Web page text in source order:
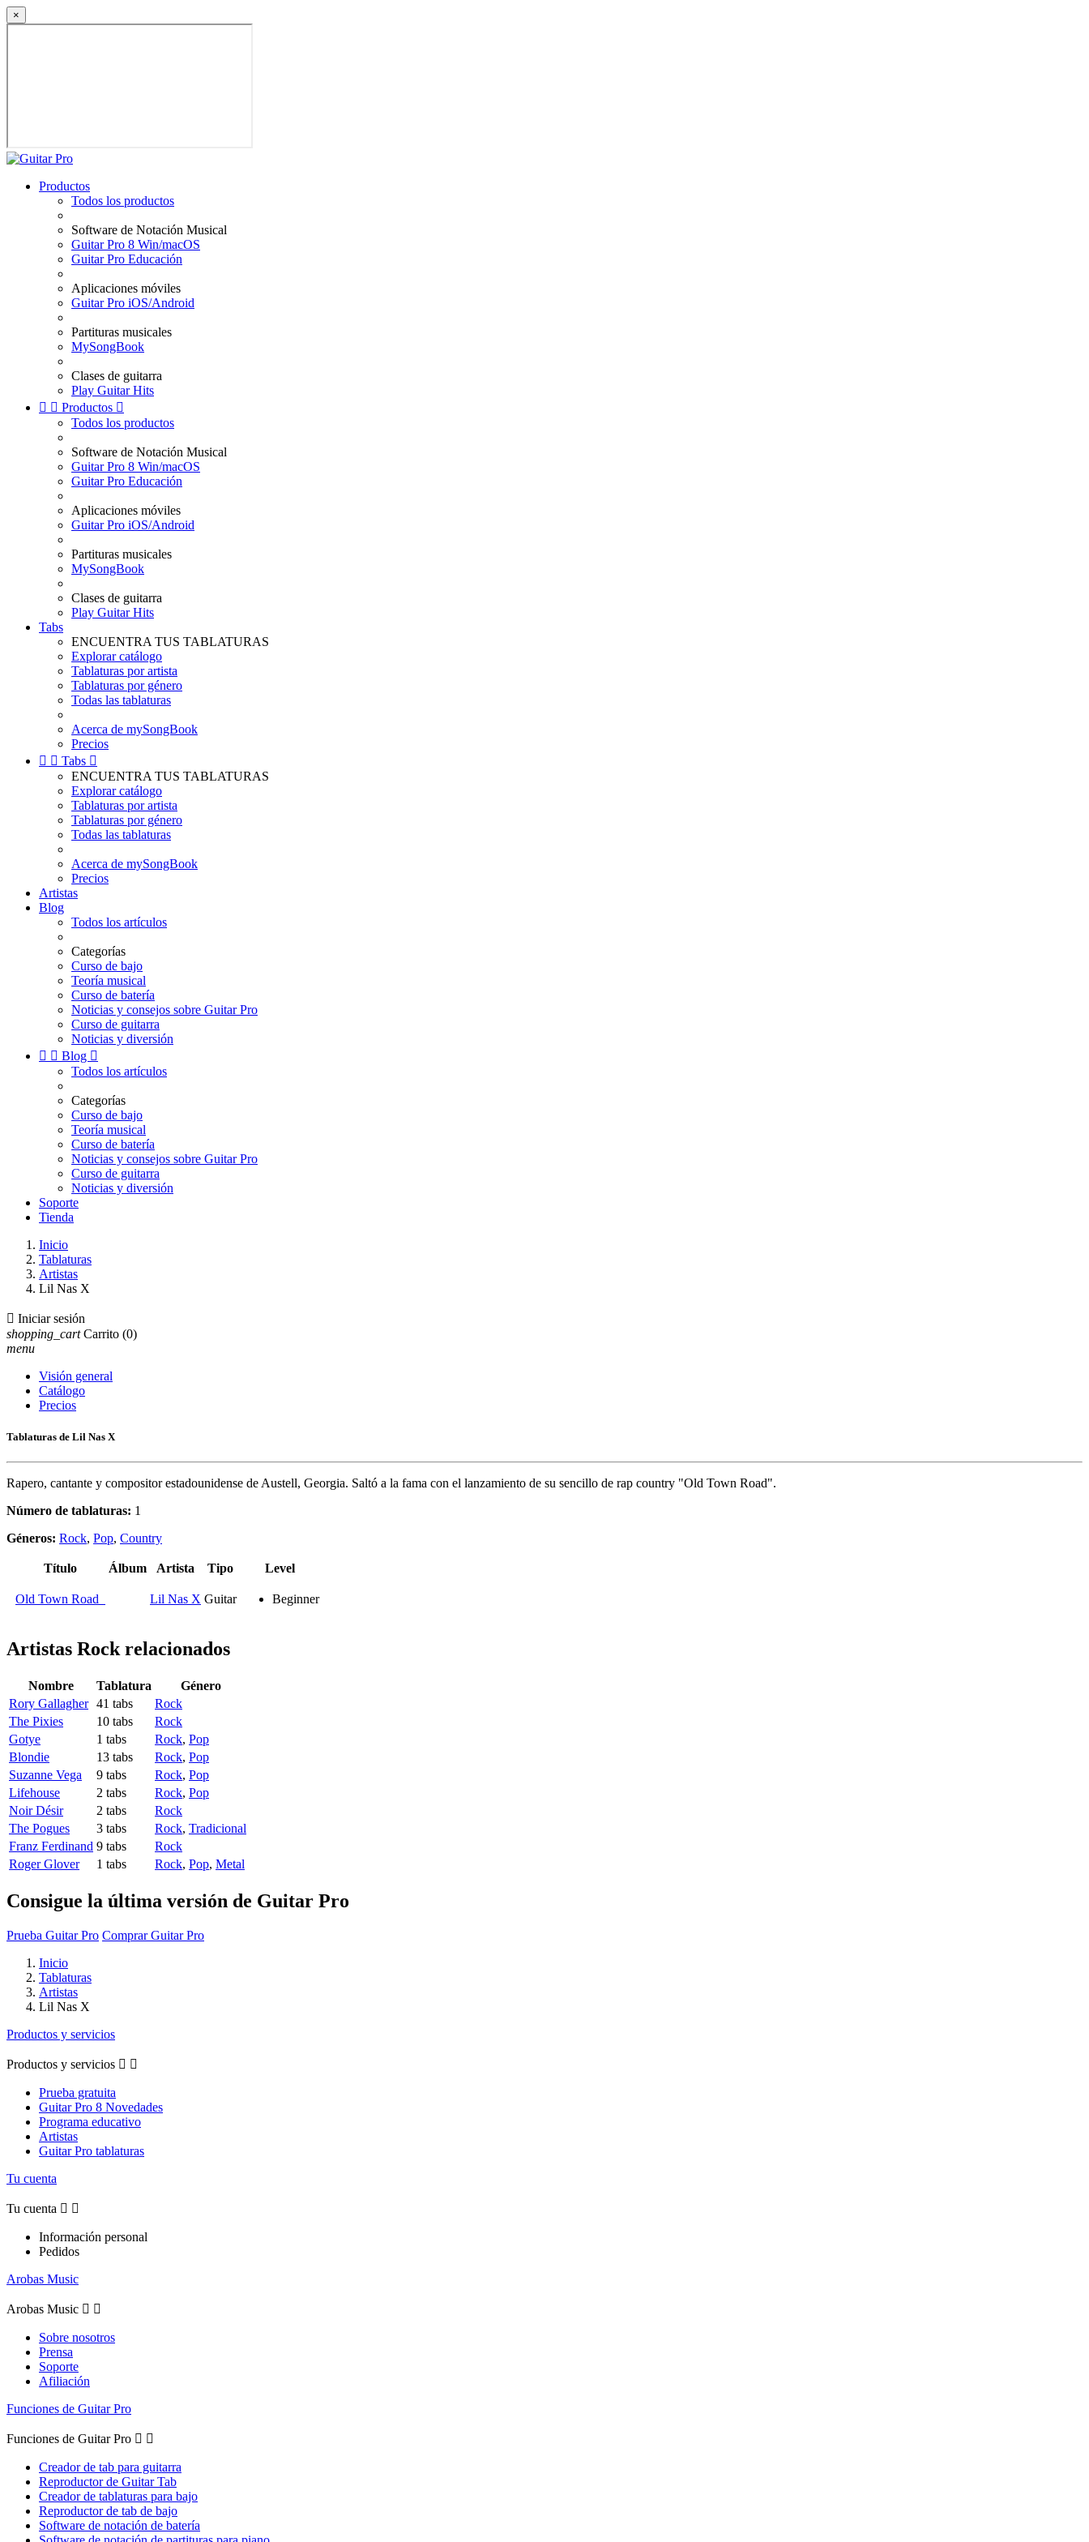
×
Productos
Todos los productos
Software de Notación Musical
Guitar Pro 8 Win/macOS
Guitar Pro Educación
Aplicaciones móviles
Guitar Pro iOS/Android
Partituras musicales
MySongBook
Clases de guitarra
Play Guitar Hits
  Productos 
Todos los productos
Software de Notación Musical
Guitar Pro 8 Win/macOS
Guitar Pro Educación
Aplicaciones móviles
Guitar Pro iOS/Android
Partituras musicales
MySongBook
Clases de guitarra
Play Guitar Hits
Tabs
ENCUENTRA TUS TABLATURAS
Explorar catálogo
Tablaturas por artista
Tablaturas por género
Todas las tablaturas
Acerca de mySongBook
Precios
  Tabs 
ENCUENTRA TUS TABLATURAS
Explorar catálogo
Tablaturas por artista
Tablaturas por género
Todas las tablaturas
Acerca de mySongBook
Precios
Artistas
Blog
Todos los artículos
Categorías
Curso de bajo
Teoría musical
Curso de batería
Noticias y consejos sobre Guitar Pro
Curso de guitarra
Noticias y diversión
  Blog 
Todos los artículos
Categorías
Curso de bajo
Teoría musical
Curso de batería
Noticias y consejos sobre Guitar Pro
Curso de guitarra
Noticias y diversión
Soporte
Tienda
Inicio
Tablaturas
Artistas
Lil Nas X
 Iniciar sesión
shopping_cart Carrito (0)
menu
Visión general
Catálogo
Precios
Tablaturas de Lil Nas X
Rapero, cantante y compositor estadounidense de Austell, Georgia. Saltó a la fama con el lanzamiento de su sencillo de rap country "Old Town Road".
Número de tablaturas: 1
Géneros: Rock, Pop, Country
Título Álbum Artista Tipo Level
Old Town Road Lil Nas X Guitar Beginner
Artistas Rockrelacionados
Nombre Tablatura
Género
Rory Gallagher 41 tabs
Rock
The Pixies
10 tabs
Rock
Gotye
1 tabs Rock, Pop
Blondie
13 tabs Rock, Pop
Suzanne Vega
9 tabs Rock, Pop
Lifehouse
2 tabs Rock, Pop
Noir Désir
2 tabs
Rock
The Pogues
3 tabs Rock, Tradicional
Franz Ferdinand 9 tabs
Rock
Roger Glover
1 tabs Rock, Pop, Metal
Consigue la última versión de Guitar Pro
Prueba Guitar Pro Comprar Guitar Pro
Inicio
Tablaturas
Artistas
Lil Nas X
Productos y servicios
Productos y servicios  
Prueba gratuita
Guitar Pro 8 Novedades
Programa educativo
Artistas
Guitar Pro tablaturas
Tu cuenta
Tu cuenta  
Información personal
Pedidos
Arobas Music
Arobas Music  
Sobre nosotros
Prensa
Soporte
Afiliación
Funciones de Guitar Pro
Funciones de Guitar Pro  
Creador de tab para guitarra
Reproductor de Guitar Tab
Creador de tablaturas para bajo
Reproductor de tab de bajo
Software de notación de batería